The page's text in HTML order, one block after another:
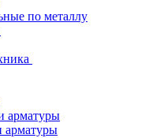
по металлу
арматуры
арматуры